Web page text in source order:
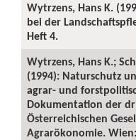
Wytrzens, Hans K.
bei der
Heft 4.
Wytrzens, Hans K.;
(1994): Naturschutz
agrar- und
Dokumentation der
Österreichischen
Agrarökonomie.